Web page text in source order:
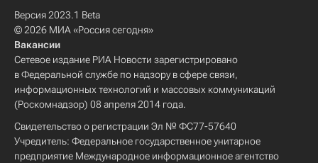
Версия 2023.1 Beta
© 2026 МИА «Россия сегодня»
Вакансии
Сетевое издание РИА Новости зарегистрировано
в Федеральной службе по надзору в сфере связи,
информационных технологий и массовых коммуникаций
(Роскомнадзор) 08 апреля 2014 года.
Свидетельство о регистрации Эл № ФС77-57640
Учредитель: Федеральное государственное унитарное
предприятие Международное информационное агентство